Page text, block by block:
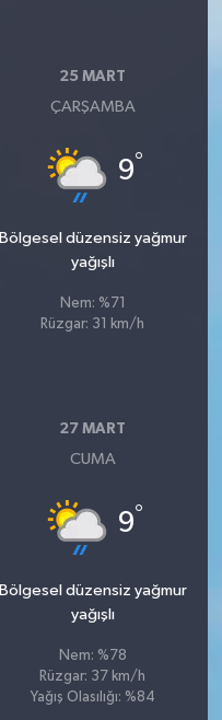
25 MART
ÇARŞAMBA
9°
Bölgesel düzensiz yağmur
yağışlı
Nem: %71
Rüzgar: 31 km/h
27 MART
CUMA
9°
Bölgesel düzensiz yağmur
yağışlı
Nem: %78
Rüzgar: 37 km/h
Yağış Olasılığı: %84